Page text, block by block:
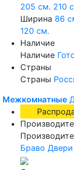
205 см. 210
Ширина 86
120 см.
Наличие
Наличие
Страны
Страны
Межкомнатные
Браво Двери